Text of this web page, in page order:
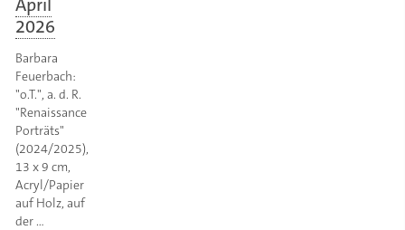
2026
Barbara
Feuerbach:
"o.T.", a. d. R.
"Renaissance
Porträts"
(2024/2025),
13 x 9 cm,
Acryl/Papier
auf Holz, auf
der …